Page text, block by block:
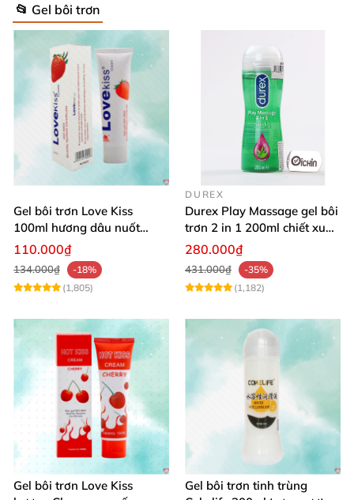
📂 Gel bôi trơn
Gel bôi trơn Love Kiss
100ml hương dâu nuốt
được an toàn
110.000₫
134.000₫
-18%
(1,805)
DUREX
Durex Play Massage gel bôi
trơn 2 in 1 200ml chiết xuất
lô hội
280.000₫
431.000₫
-35%
(1,182)
Gel bôi trơn Love Kiss
Gel bôi trơn tinh trùng